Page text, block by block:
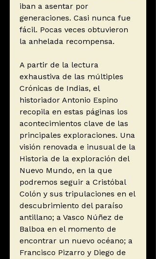
iban a asentar por
generaciones. Casi nunca fue
fácil. Pocas veces obtuvieron
la anhelada recompensa.
A partir de la lectura
exhaustiva de las múltiples
Crónicas de Indias, el
historiador Antonio Espino
recopila en estas páginas los
acontecimientos clave de las
principales exploraciones. Una
visión renovada e inusual de la
Historia de la exploración del
Nuevo Mundo, en la que
podremos seguir a Cristóbal
Colón y sus tripulaciones en el
descubrimiento del paraíso
antillano; a Vasco Núñez de
Balboa en el momento de
encontrar un nuevo océano; a
Francisco Pizarro y Diego de